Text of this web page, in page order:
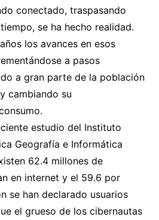
conectado, traspasando
se ha hecho realidad.
los avances en esos
a pasos
a gran parte de la población
cambiando su
estudio del Instituto
Geografía e Informática
62.4 millones de
en internet y el 59.6 por
se han declarado usuarios
el grueso de los cibernautas